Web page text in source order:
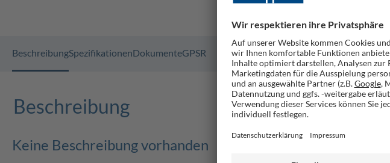
BeschreibungSpezifikationenDokumenteGPSR
Beschreibung
Keine Beschreibung vorhanden